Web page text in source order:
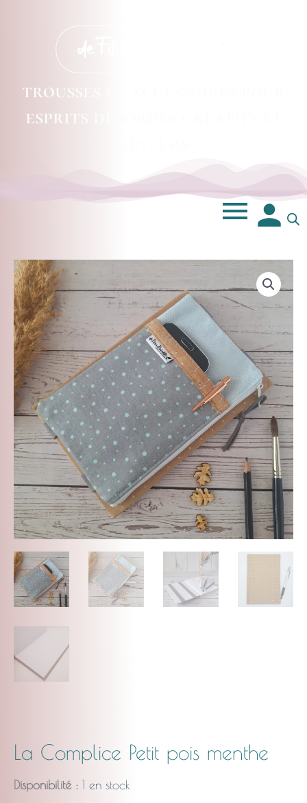
trousses et accessoires pour
esprits débordés créatifs et
La Complice Petit pois menthe
Disponibilité : 1 en stock